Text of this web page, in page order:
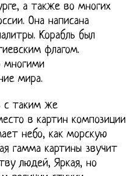
а также во многих
Она написана
Корабль был
флагом.
многими
мира.
с таким же
в картин композиции
небо, как морскую
гамма картины звучит
людей, Яркая, но